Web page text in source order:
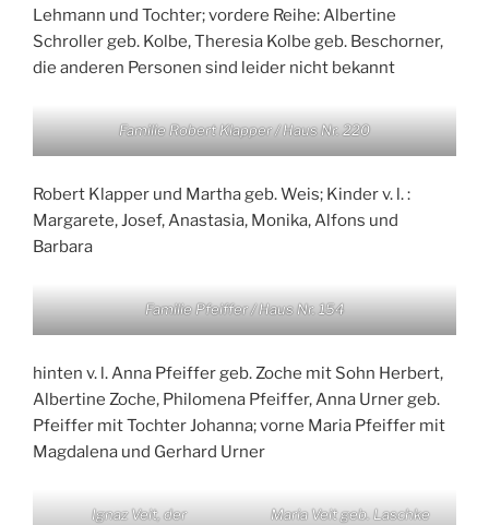
Lehmann und Tochter; vordere Reihe: Albertine
Schroller geb. Kolbe, Theresia Kolbe geb. Beschorner,
die anderen Personen sind leider nicht bekannt
Familie Robert Klapper / Haus Nr. 220
Robert Klapper und Martha geb. Weis; Kinder v. l. :
Margarete, Josef, Anastasia, Monika, Alfons und
Barbara
Familie Pfeiffer / Haus Nr. 154
hinten v. l. Anna Pfeiffer geb. Zoche mit Sohn Herbert,
Albertine Zoche, Philomena Pfeiffer, Anna Urner geb.
Pfeiffer mit Tochter Johanna; vorne Maria Pfeiffer mit
Magdalena und Gerhard Urner
Ignaz Veit, der
Maria Veit geb. Laschke